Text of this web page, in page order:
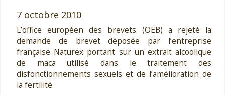
7 octobre 2010
L’office européen des brevets (OEB) a rejeté la
demande de brevet déposée par l’entreprise
française Naturex portant sur un extrait alcoolique
de maca utilisé dans le traitement des
disfonctionnements sexuels et de l’amélioration de
la fertilité.